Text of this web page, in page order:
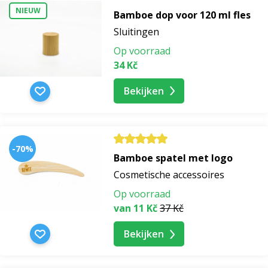
Zijn natuurlijke cosmetica geschikt voor alle
Ja, natuurlijke cosmetica is geschikt voor
alle huidtypes. Er is een breed scala aan producten
die zijn afgestemd op individuele huidbehoeften.
natuurlijke cosmetica?Natuurlijke cosmetica biedt
voordelen zoals de afwezigheid van schadelijke
chemicaliën, huidvriendelijkheid, hydratatie, voeding
Hoe weet ik of mijn cosmetica van goede
NIEUW
Bamboe dop voor 120 ml fles
Sluitingen
Op voorraad
34 Kč
Bekijken
-70%
Bamboe spatel met logo
Cosmetische accessoires
Op voorraad
van 11 Kč37 Kč
Bekijken